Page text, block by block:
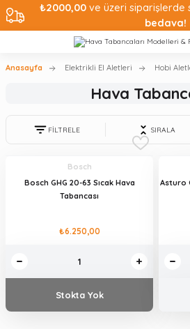
₺2000,00ve üzeri siparişlerde
bedava!
Anasayfa Elektrikli El Aletleri Hobi
Hava
FİLTRELE SIRALA
Bosch
Bosch GHG 20-63 Sıcak Hava
Tabancası
₺6.250,00
Stokta Yok
Asturo